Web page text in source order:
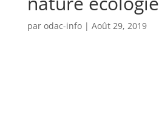
par odac-info| Août 29, 2019